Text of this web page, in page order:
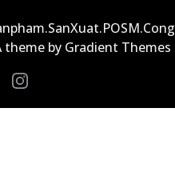
theme by Gradient